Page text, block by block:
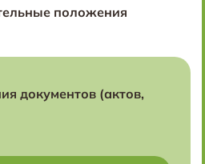
положения
документов (актов,